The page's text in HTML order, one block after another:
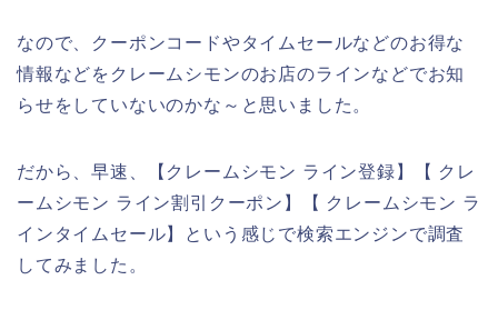
なので、クーポンコードやタイムセールなどのお得な
情報などをクレームシモンのお店のラインなどでお知
らせをしていないのかな～と思いました。
だから、早速、【クレームシモン ライン登録】【 クレ
ームシモン ライン割引クーポン】【 クレームシモン ラ
インタイムセール】という感じで検索エンジンで調査
してみました。